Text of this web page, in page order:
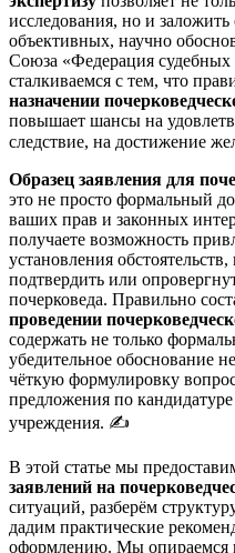
исследования, но и
объективных, научно
Союза «Федерация
сталкиваемся с тем, что
назначении
повышает шансы на
следствие, на достижение
Образец заявления для
это не просто формальный
ваших прав и законных
получаете возможность
установления
подтвердить или
почерковеда. Правильно
проведении
содержать не только
убедительное обоснование
чёткую формулировку
предложения по
учреждения. ✍️
В этой статье мы
заявлений на
ситуаций, разберём
дадим практические
оформлению. Мы опираемся